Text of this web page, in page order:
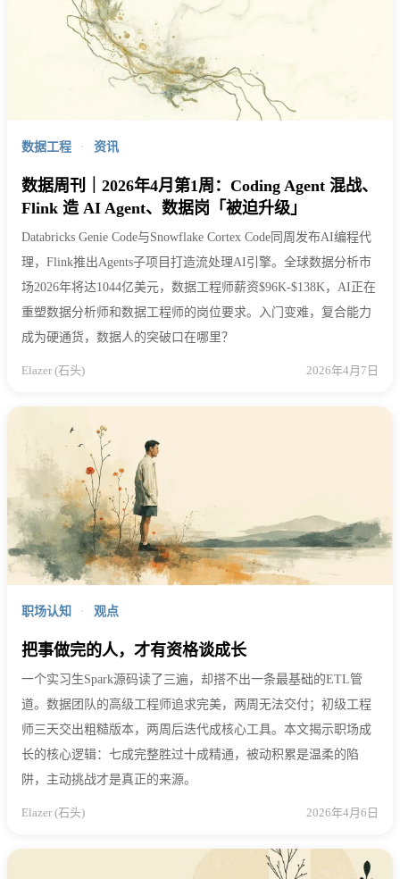
数据工程 · 资讯
数据周刊｜2026年4月第1周：Coding Agent 混战、
Flink 造 AI Agent、数据岗「被迫升级」
Databricks Genie Code与Snowflake Cortex Code同周发布AI编程代
理，Flink推出Agents子项目打造流处理AI引擎。全球数据分析市
场2026年将达1044亿美元，数据工程师薪资$96K-$138K，AI正在
重塑数据分析师和数据工程师的岗位要求。入门变难，复合能力
成为硬通货，数据人的突破口在哪里？
Elazer (石头) 2026年4月7日
职场认知 · 观点
把事做完的人，才有资格谈成长
一个实习生Spark源码读了三遍，却搭不出一条最基础的ETL管
道。数据团队的高级工程师追求完美，两周无法交付；初级工程
师三天交出粗糙版本，两周后迭代成核心工具。本文揭示职场成
长的核心逻辑：七成完整胜过十成精通，被动积累是温柔的陷
阱，主动挑战才是真正的来源。
Elazer (石头) 2026年4月6日